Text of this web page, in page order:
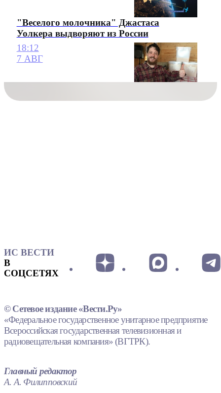
"Веселого молочника" Джастаса
Уолкера выдворяют из России
18:12
7 АВГ
ИС ВЕСТИ
В
СОЦСЕТЯХ
© Сетевое издание «Вести.Ру»
«Федеральное государственное унитарное предприятие
Всероссийская государственная телевизионная и
радиовещательная компания» (ВГТРК).
Главный редактор
А. А. Филипповский